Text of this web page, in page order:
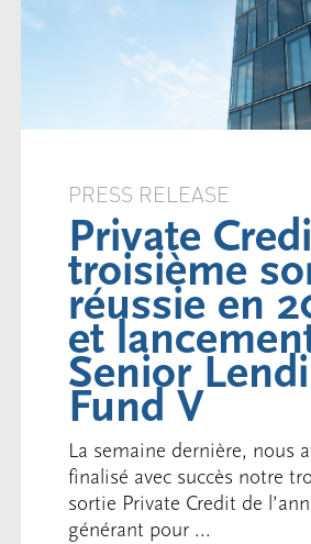
PRESS RELEASE
Private
troisième
réussie en
et
Senior
Fund V
La semaine dernière, nous
finalisé avec succès notre
sortie Private Credit de
générant pour ...